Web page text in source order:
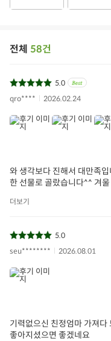
어진록 더진한 녹
상품필수정보
식품의 유형
보관/취급방법 실온보관
전체 58건
5.0
qro****
2026.02.24
와 생각보다 진해서 대만족입니다 :) 몸을 따뜻허게 해준다
한 선물로 골랐습니다^^ 겨울
더보기
5.0
seu********
2026.08.01
기력없으신 친정엄마 가져다
좋아지셨으면 좋겠네요